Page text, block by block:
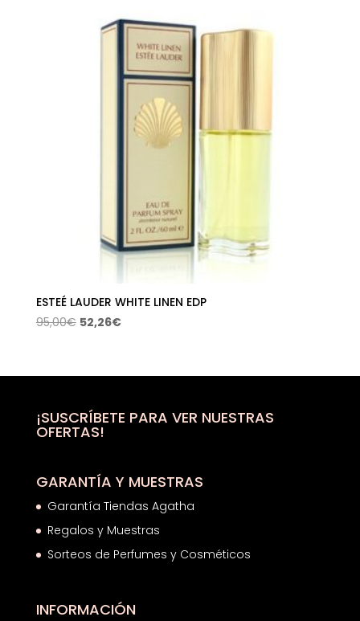
103,50€.71,16€.
ESTEÉ LAUDER WHITE LINEN EDP
95,00€ El
era:
52,26€El
es:
¡SUSCRÍBETE PARA VER NUESTRAS
OFERTAS!
GARANTÍA Y MUESTRAS
Garantía Tiendas Agatha
Regalos y Muestras
Sorteos de Perfumes y Cosméticos
INFORMACIÓN